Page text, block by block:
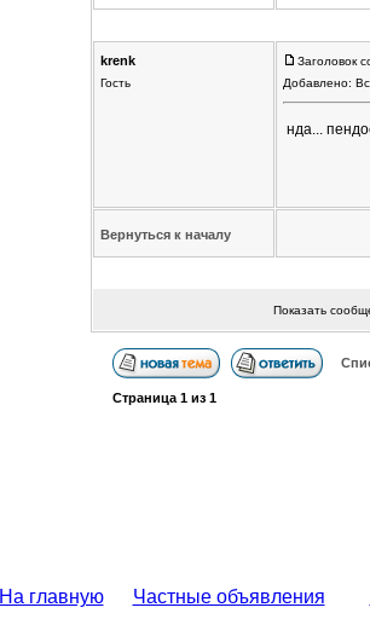
krenk
Гость
Заголовок
Добавлено:
нда...
Вернуться к началу
Показать
Страница 1из 1
На главную Частные объявления